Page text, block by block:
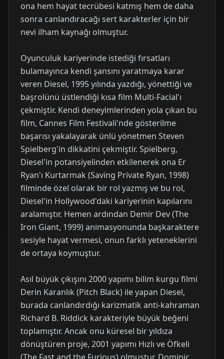
ona hem hayat tecrübesi katmış hem de daha
sonra canlandıracağı sert karakterler için bir
nevi ilham kaynağı olmuştur.
Oyunculuk kariyerinde istediği fırsatları
bulamayınca kendi şansını yaratmaya karar
veren Diesel, 1995 yılında yazdığı, yönettiği ve
başrolünü üstlendiği kısa film Multi-Facial'ı
çekmiştir. Kendi deneyimlerinden yola çıkan bu
film, Cannes Film Festivali'nde gösterilme
başarısı yakalayarak ünlü yönetmen Steven
Spielberg'in dikkatini çekmiştir. Spielberg,
Diesel'in potansiyelinden etkilenerek ona Er
Ryan'ı Kurtarmak (Saving Private Ryan, 1998)
filminde özel olarak bir rol yazmış ve bu rol,
Diesel'in Hollywood'daki kariyerinin kapılarını
aralamıştır. Hemen ardından Demir Dev (The
Iron Giant, 1999) animasyonunda başkaraktere
sesiyle hayat vermesi, onun farklı yeteneklerini
de ortaya koymuştur.
Asıl büyük çıkışını 2000 yapımı bilim kurgu filmi
Derin Karanlık (Pitch Black) ile yapan Diesel,
burada canlandırdığı karizmatik anti-kahraman
Richard B. Riddick karakteriyle büyük beğeni
toplamıştır. Ancak onu küresel bir yıldıza
dönüştüren proje, 2001 yapımı Hızlı ve Öfkeli